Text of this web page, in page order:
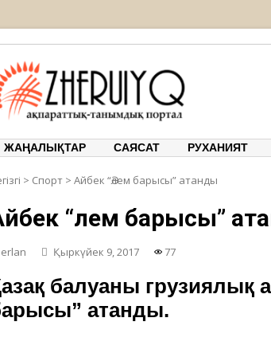
ЖАҢАЛЫҚТАР САЯСАТ РУХАНИЯТ
> Спорт > Айбек “Әлем барысы” атанды
“Әлем барысы”
erlan Қыркүйек 9, 2017 77
балуаны грузиялық
атанды.